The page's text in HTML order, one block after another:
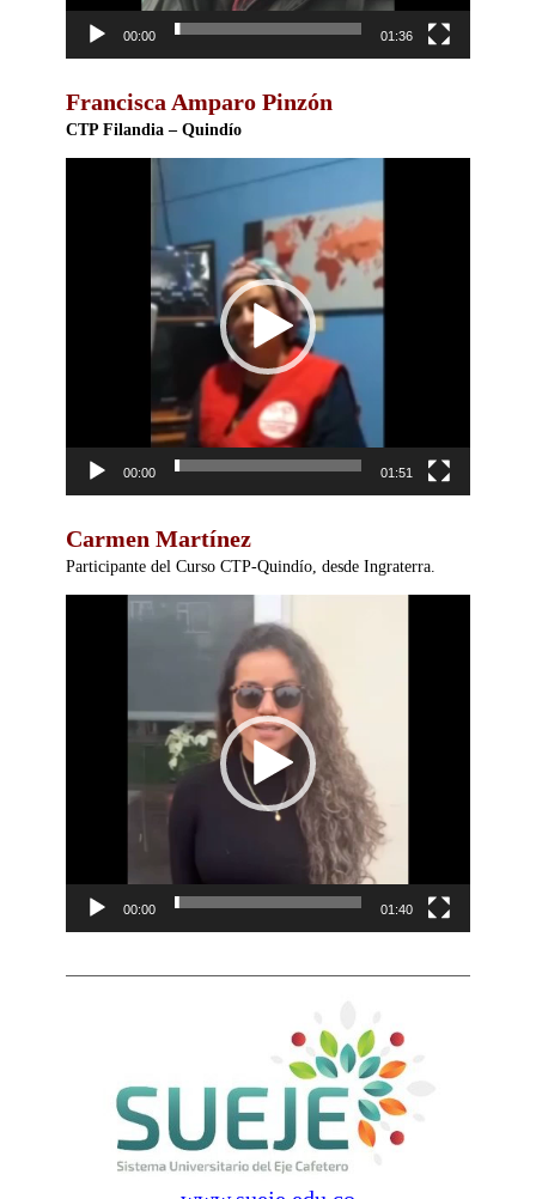
00:00 01:36
Francisca Amparo Pinzón
CTP Filandia – Quindío
00:00 01:51
Carmen Martínez
Participante del Curso CTP-Quindío, desde Ingraterra.
Reproductor
00:00 01:40